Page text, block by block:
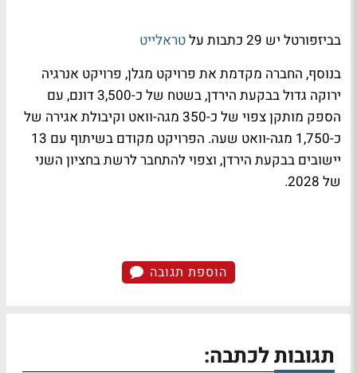
בביזפורטל יש 29 כתבות על
טראלייט
בנוסף, החברה מקדמת את פרויקט מגלן, פרויקט אנרגיה
ירוקה גדול בבקעת הירדן, בשטח של כ-3,500 דונם, עם
הספק מותקן צפוי של כ-350 מגה-וואט וקיבולת אגירה של
כ-1,750 מגה-וואט שעה. הפרויקט מקודם בשיתוף עם 13
יישובים בבקעת הירדן, וצפוי להתחבר לרשת בחציון השני
של 2028.
הוספת תגובה
תגובות לכתבה: